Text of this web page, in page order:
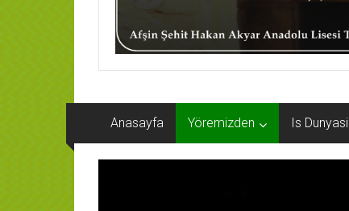
Anasayfa Yöremizden Is Dunyasi